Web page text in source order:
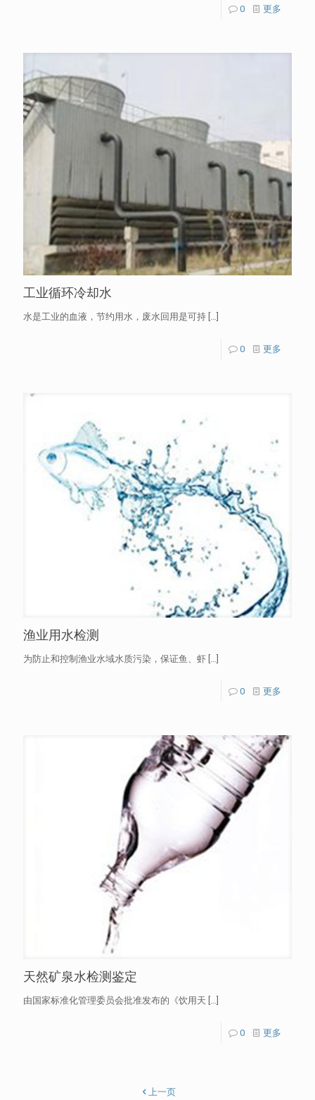
0 更多
工业循环冷却水
水是工业的血液，节约用水，废水回用是可持 […]
0 更多
渔业用水检测
为防止和控制渔业水域水质污染，保证鱼、虾 […]
0 更多
天然矿泉水检测鉴定
由国家标准化管理委员会批准发布的《饮用天 […]
0 更多
上一页